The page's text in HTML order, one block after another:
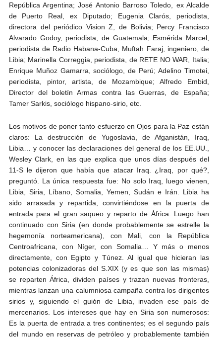
República Argentina; José Antonio Barroso Toledo, ex Alcalde
de Puerto Real, ex Diputado; Eugenia Clarós, periodista,
directora del periódico Vision Z, de Bolivia; Percy Francisco
Alvarado Godoy, periodista, de Guatemala; Esmérida Marcel,
periodista de Radio Habana-Cuba, Muftah Faraj, ingeniero, de
Libia; Marinella Correggia, periodista, de RETE NO WAR, Italia;
Enrique Muñoz Gamarra, sociólogo, de Perú; Adelino Timotei,
periodista, pintor, artista, de Mozambique; Alfredo Embid,
Director del boletín Armas contra las Guerras, de España;
Tamer Sarkis, sociólogo hispano-sirio, etc.
Los motivos de poner tanto esfuerzo en Ojos para la Paz están
claros: La destrucción de Yugoslavia, de Afganistán, Iraq,
Libia… y conocer las declaraciones del general de los EE.UU.,
Wesley Clark, en las que explica que unos días después del
11-S le dijeron que había que atacar Iraq. ¿Iraq, por qué?,
preguntó. La única respuesta fue: No solo Iraq, luego vienen,
Libia, Siria, Líbano, Somalia, Yemen, Sudán e Irán. Libia ha
sido arrasada y repartida, convirtiéndose en la puerta de
entrada para el gran saqueo y reparto de África. Luego han
continuado con Siria (en donde probablemente se estrelle la
hegemonía norteamericana), con Mali, con la República
Centroafricana, con Níger, con Somalia… Y más o menos
directamente, con Egipto y Túnez. Al igual que hicieran las
potencias colonizadoras del S.XIX (y es que son las mismas)
se reparten África, dividen países y trazan nuevas fronteras,
mientras lanzan una calumniosa campaña contra los dirigentes
sirios y, siguiendo el guión de Libia, invaden ese país de
mercenarios. Los intereses que hay en Siria son numerosos:
Es la puerta de entrada a tres continentes; es el segundo país
del mundo en reservas de petróleo y probablemente también